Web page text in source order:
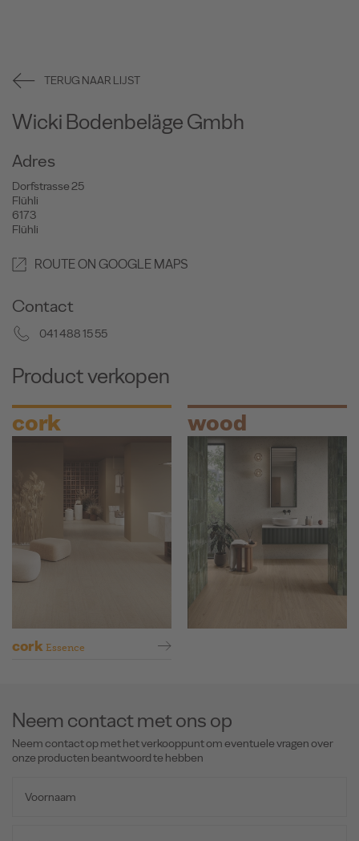
TERUG NAAR LIJST
Wicki Bodenbeläge Gmbh
Adres
Dorfstrasse 25
Flühli
6173
Flühli
ROUTE ON GOOGLE MAPS
Contact
041 488 15 55
Product verkopen
cork
cork Essence
wood
Neem contact met ons op
Neem contact op met het verkooppunt om eventuele vragen over
onze producten beantwoord te hebben